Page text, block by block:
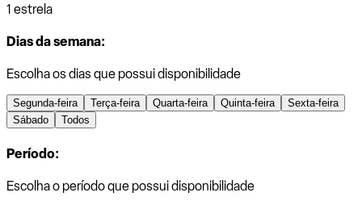
1 estrela
Dias da semana:
Escolha os dias que possui disponibilidade
Segunda-feira Terça-feira Quarta-feira Quinta-feira
Sexta-feira
Sábado
Todos
Período:
Escolha o período que possui disponibilidade